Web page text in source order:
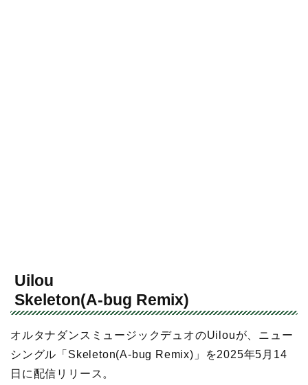
Uilou
Skeleton(A-bug Remix)
オルタナダンスミュージックデュオのUilouが、ニュー
シングル「Skeleton(A-bug Remix)」を2025年5月14
日に配信リリース。